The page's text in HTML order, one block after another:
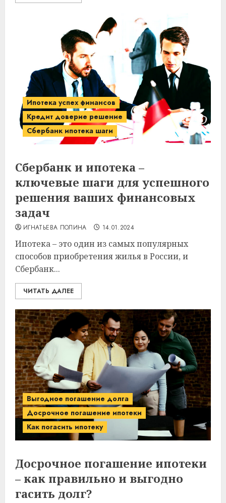
Ипотека успех финансов
Кредит доверие решение
Сбербанк ипотека шаги
Сбербанк и ипотека –
ключевые шаги для успешного
решения ваших финансовых
задач
ИГНАТЬЕВА ПОЛИНА 14.01.2024
Ипотека – это один из самых популярных
способов приобретения жилья в России, и
Сбербанк...
ЧИТАТЬ ДАЛЕЕ
Выгодное погашение долга
Досрочное погашение ипотеки
Как погасить ипотеку
Досрочное погашение ипотеки
– как правильно и выгодно
гасить долг?